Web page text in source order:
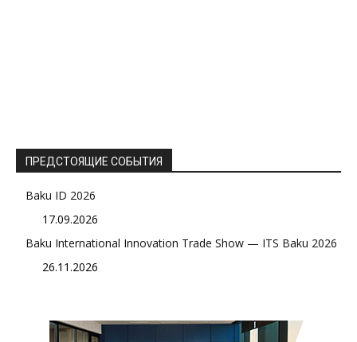
ПРЕДСТОЯЩИЕ СОБЫТИЯ
Baku ID 2026
17.09.2026
Baku International Innovation Trade Show — ITS Baku 2026
26.11.2026